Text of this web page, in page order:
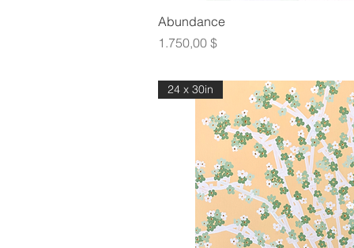
Abundance
Τιμή
1.750,00 $
24 x 30in